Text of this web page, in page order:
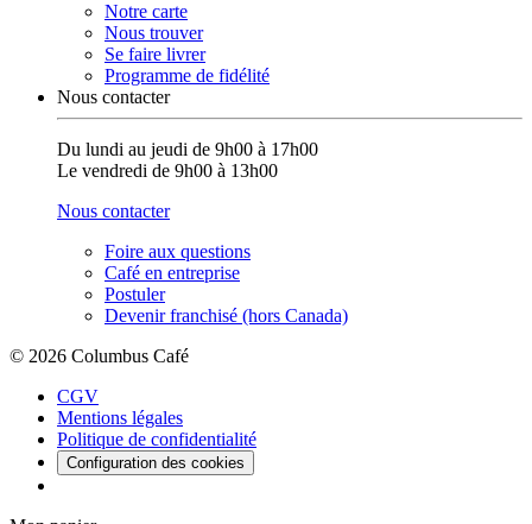
Notre carte
Nous trouver
Se faire livrer
Programme de fidélité
Nous contacter
Du lundi au jeudi de 9h00 à 17h00
Le vendredi de 9h00 à 13h00
Nous contacter
Foire aux questions
Café en entreprise
Postuler
Devenir franchisé (hors Canada)
© 2026 Columbus Café
CGV
Mentions légales
Politique de confidentialité
Configuration des cookies